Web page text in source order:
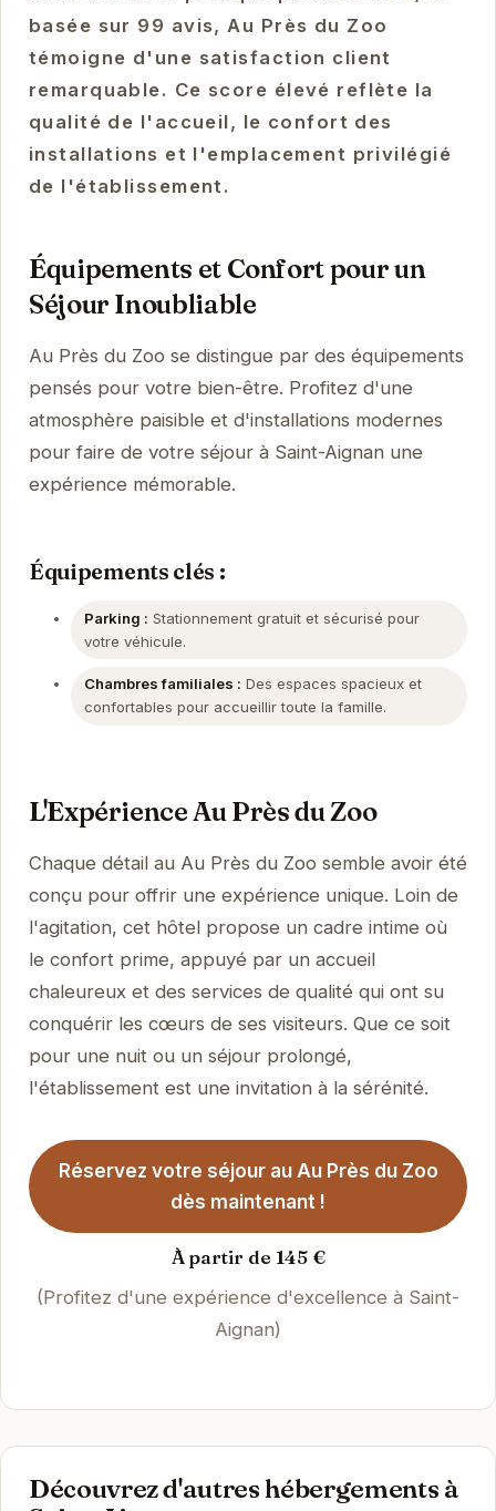
basée sur 99 avis, Au Près du Zoo
témoigne d'une satisfaction client
remarquable. Ce score élevé reflète la
qualité de l'accueil, le confort des
installations et l'emplacement privilégié
de l'établissement.
Équipements et Confort pour un
Séjour Inoubliable
Au Près du Zoo se distingue par des équipements
pensés pour votre bien-être. Profitez d'une
atmosphère paisible et d'installations modernes
pour faire de votre séjour à Saint-Aignan une
expérience mémorable.
Équipements clés :
Parking : Stationnement gratuit et sécurisé pour
votre véhicule.
Chambres familiales : Des espaces spacieux et
confortables pour accueillir toute la famille.
L'Expérience Au Près du Zoo
Chaque détail au Au Près du Zoo semble avoir été
conçu pour offrir une expérience unique. Loin de
l'agitation, cet hôtel propose un cadre intime où
le confort prime, appuyé par un accueil
chaleureux et des services de qualité qui ont su
conquérir les cœurs de ses visiteurs. Que ce soit
pour une nuit ou un séjour prolongé,
l'établissement est une invitation à la sérénité.
Réservez votre séjour au Au Près du Zoo
dès maintenant !
À partir de 145 €
(Profitez d'une expérience d'excellence à Saint-
Aignan)
Découvrez d'autres hébergements à